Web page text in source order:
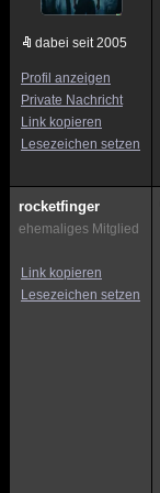
dabei seit 2005
Profil anzeigen
Private Nachricht
Link kopieren
Lesezeichen setzen
rocketfinger
ehemaliges Mitglied
Link kopieren
Lesezeichen setzen